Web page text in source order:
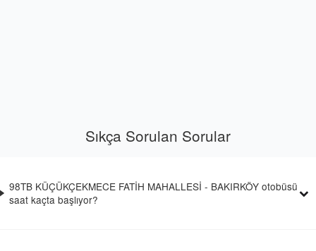
Sıkça Sorulan Sorular
98TB KÜÇÜKÇEKMECE FATİH MAHALLESİ - BAKIRKÖY otobüsü
saat kaçta başlıyor?